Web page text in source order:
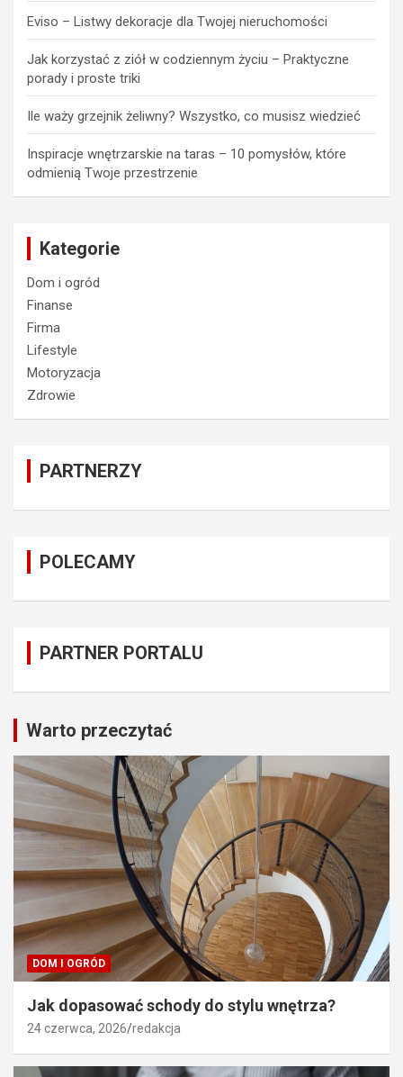
Eviso – Listwy dekoracje dla Twojej nieruchomości
Jak korzystać z ziół w codziennym życiu – Praktyczne
porady i proste triki
Ile waży grzejnik żeliwny? Wszystko, co musisz wiedzieć
Inspiracje wnętrzarskie na taras – 10 pomysłów, które
odmienią Twoje przestrzenie
Kategorie
Dom i ogród
Finanse
Firma
Lifestyle
Motoryzacja
Zdrowie
PARTNERZY
POLECAMY
PARTNER PORTALU
Warto przeczytać
DOM I OGRÓD
Jak dopasować schody do stylu wnętrza?
24 czerwca, 2026 redakcja